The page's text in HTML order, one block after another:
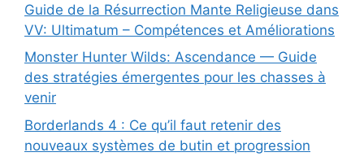
Guide de la Résurrection Mante Religieuse dans
VV: Ultimatum – Compétences et Améliorations
Monster Hunter Wilds: Ascendance — Guide
des stratégies émergentes pour les chasses à
venir
Borderlands 4 : Ce qu’il faut retenir des
nouveaux systèmes de butin et progression